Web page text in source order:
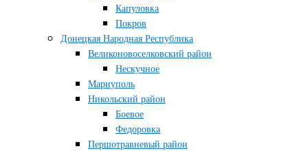
Капуловка
Покров
Донецкая Народная Республика
Великоновоселковский район
Нескучное
Мариуполь
Никольский район
Боевое
Федоровка
Першотравневый район